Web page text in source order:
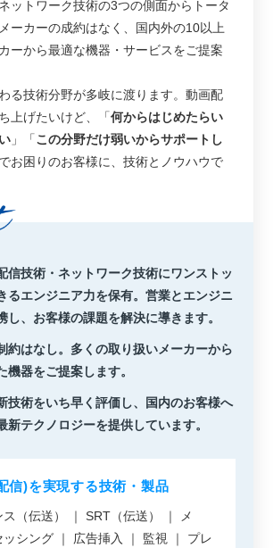
ットワーク技術の3つの側面からトータ
ーカーの成約はなく、国内外の10以上
ーから最適な機器・サービスをご提案
る技術分野が多岐に渡ります。動画配
上げたいけど、「何からはじめたらい
」「この分野だけ弱いからサポートし
お困りのお客様に、技術とノウハウで
信技術・ネットワーク技術にワンストッ
るエンジニア力を保有。営業とエンジニ
し、お客様の課題を解決に導きます。
約はなし。多くの取り扱いメーカーから
機器をご提案します。
技術をいち早く評価し、国内のお客様へ
新テクノロジーを提供しています。
信)を実現する技術・製品
（伝送） ｜SRT（伝送） ｜
メ
ッシング ｜ 広告挿入 ｜ 監視 ｜ プレ